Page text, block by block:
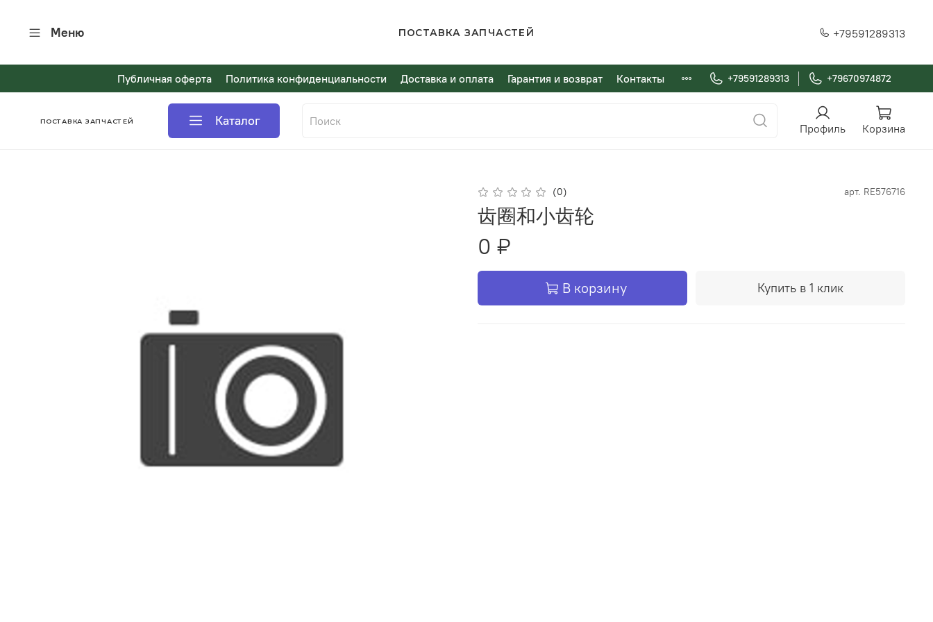
Меню ПОСТАВКА ЗАПЧАСТЕЙ +79591289313
Публичная оферта Политика конфиденциальности Доставка и оплата Гарантия и возврат Контакты +79591289313 +79670974872
ПОСТАВКА ЗАПЧАСТЕЙ Каталог Профиль Корзина
(0) арт. RE576716
齿圈和小齿轮
0 ₽
В корзину Купить в 1 клик